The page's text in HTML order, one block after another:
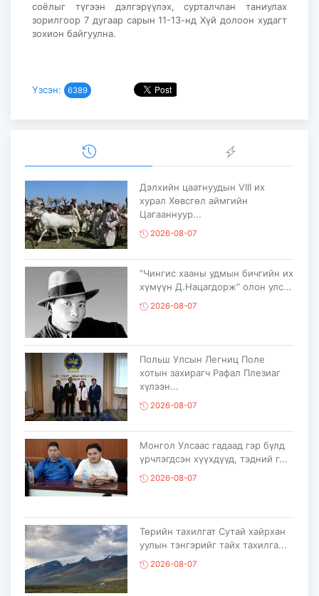
соёлыг түгээн дэлгэрүүлэх, сурталчлан таниулах
зорилгоор 7 дугаар сарын 11-13-нд Хүй долоон худагт
зохион байгуулна.
Үзсэн: 6389
Дэлхийн цаатнуудын VIII их
хурал Хөвсгөл аймгийн
Цагааннуур...
2026-08-07
“Чингис хааны удмын бичгийн их
хүмүүн Д.Нацагдорж” олон улс...
2026-08-07
Польш Улсын Легниц Поле
хотын захирагч Рафал Плезиаг
хүлээн...
2026-08-07
Монгол Улсаас гадаад гэр бүлд
үрчлэгдсэн хүүхдүүд, тэдний г...
2026-08-07
Төрийн тахилгат Сутай хайрхан
уулын тэнгэрийг тайх тахилга...
2026-08-07